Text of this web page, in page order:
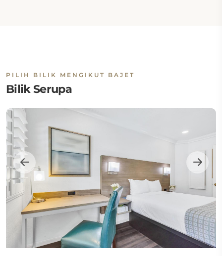
PILIH BILIK MENGIKUT BAJET
Bilik Serupa